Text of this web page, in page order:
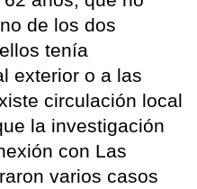
de los dos
tenía
exterior o a las
circulación local
la investigación
con Las
varios casos